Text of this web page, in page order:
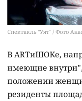
Спектакль "Уят" / Фото
В ARTиШОКе,
имеющие внутри",
положении
резиденты